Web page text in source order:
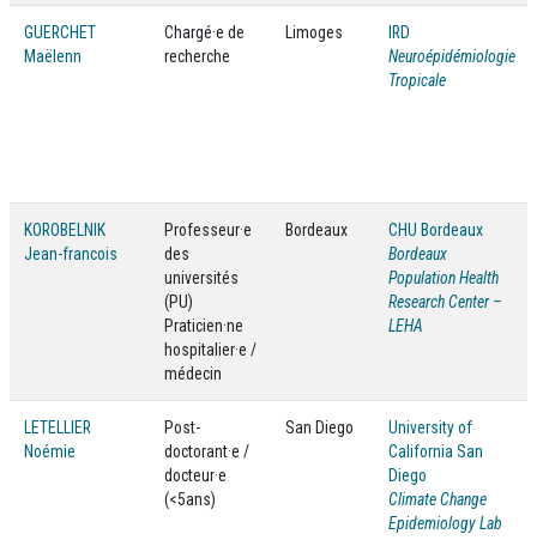
GUERCHET
Maëlenn
Chargé·e de
recherche
Limoges
IRD
Neuroépidémiologie
Tropicale
KOROBELNIK
Jean-francois
Professeur·e
des
universités
(PU)
Praticien·ne
hospitalier·e /
médecin
Bordeaux
CHU Bordeaux
Bordeaux
Population Health
Research Center –
LEHA
LETELLIER
Noémie
Post-
doctorant·e /
docteur·e
(<5ans)
San Diego
University of
California San
Diego
Climate Change
Epidemiology Lab